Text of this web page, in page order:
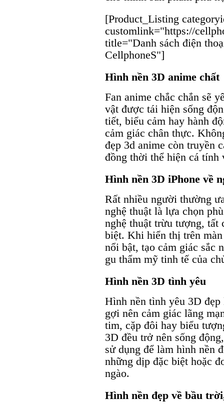
[Product_Listing
customlink="https://
title="Danh sách điện
CellphoneS"]
Hình nền 3D anime chất
Fan anime chắc chắn sẽ
vật được tái hiện sống
tiết, biểu cảm hay hành
cảm giác chân thực.
đẹp 3d anime còn truyền
đồng thời thể hiện cá
Hình nền 3D iPhone về
Rất nhiều người thường
nghệ thuật là lựa chọn
nghệ thuật trừu tượng, tất
biệt. Khi hiển thị trên
nổi bật, tạo cảm giác sắc
gu thẩm mỹ tinh tế của
Hình nền 3D tình yêu
Hình nền tình yêu 3D
gợi nên cảm giác lãng
tim, cặp đôi hay biểu
3D đều trở nên sống
sử dụng để làm hình nền
những dịp đặc biệt hoặc
ngào.
Hình nền đẹp về bầu